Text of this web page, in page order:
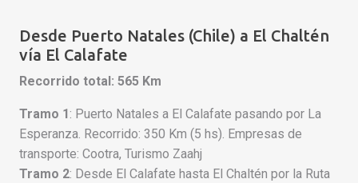
Desde Puerto Natales (Chile) a El Chaltén
vía El Calafate
Recorrido total: 565 Km
Tramo 1 : Puerto Natales a El Calafate pasando por La
Esperanza. Recorrido: 350 Km (5 hs). Empresas de
transporte: Cootra, Turismo Zaahj
Tramo 2: Desde El Calafate hasta El Chaltén por la Ruta